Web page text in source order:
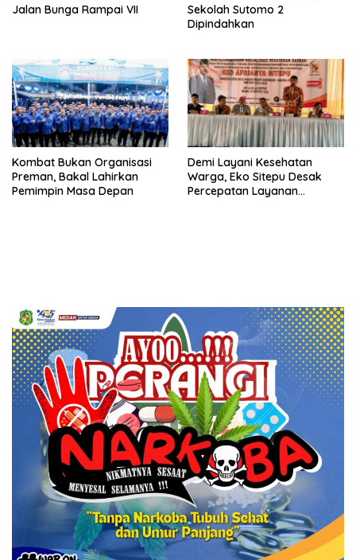
Jalan Bunga Rampai VII
Sekolah Sutomo 2
Dipindahkan
Kombat Bukan Organisasi
Preman, Bakal Lahirkan
Pemimpin Masa Depan
Demi Layani Kesehatan
Warga, Eko Sitepu Desak
Percepatan Layanan